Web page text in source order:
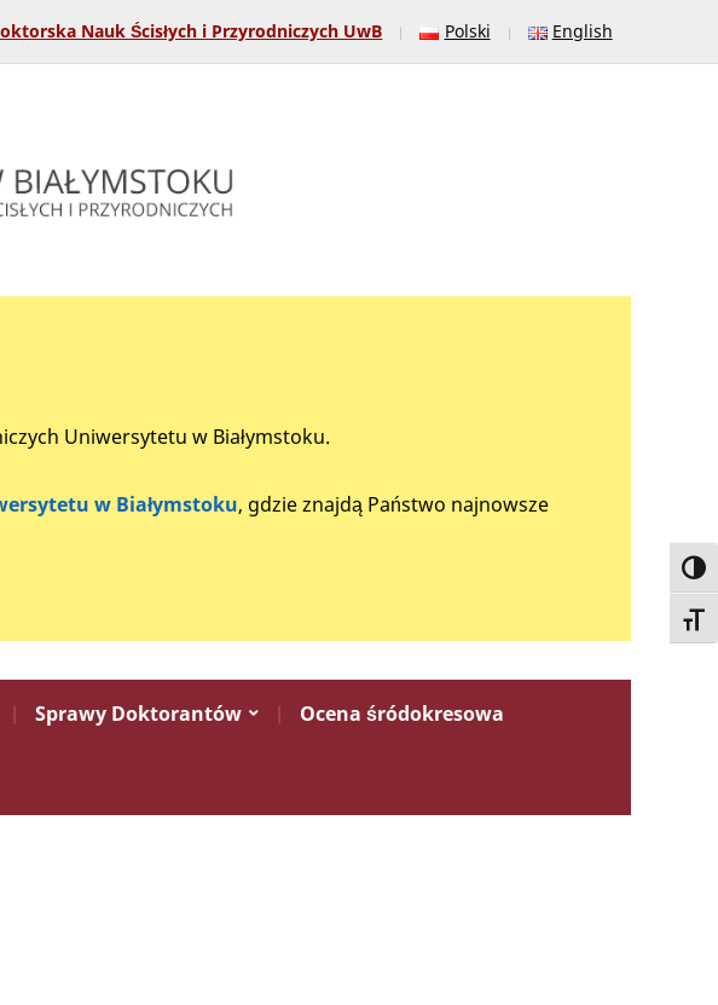
Nauk Ścisłych i Przyrodniczych UwB Polski English
Uniwersytetu w Białymstoku.
w Białymstoku, gdzie znajdą Państwo najnowsze
Sprawy Doktorantów Ocena śródokresowa